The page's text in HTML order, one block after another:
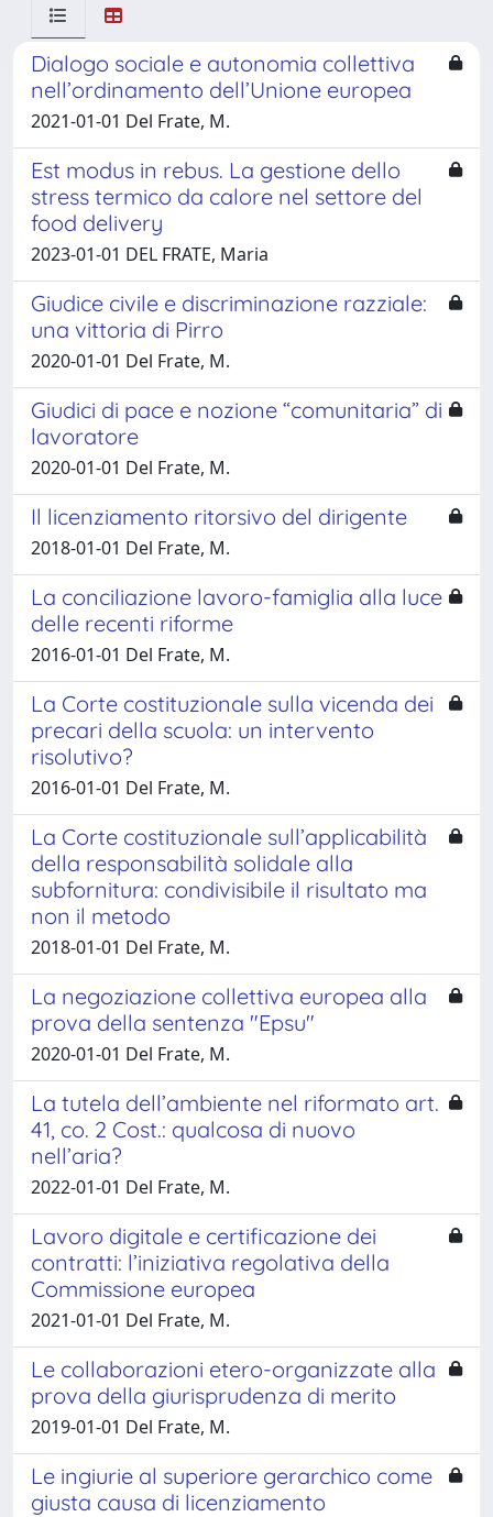
Dialogo sociale e autonomia collettiva
nell’ordinamento dell’Unione europea
2021-01-01 Del Frate, M.
Est modus in rebus. La gestione dello
stress termico da calore nel settore del
food delivery
2023-01-01 DEL FRATE, Maria
Giudice civile e discriminazione razziale:
una vittoria di Pirro
2020-01-01 Del Frate, M.
Giudici di pace e nozione “comunitaria” di
lavoratore
2020-01-01 Del Frate, M.
Il licenziamento ritorsivo del dirigente
2018-01-01 Del Frate, M.
La conciliazione lavoro-famiglia alla luce
delle recenti riforme
2016-01-01 Del Frate, M.
La Corte costituzionale sulla vicenda dei
precari della scuola: un intervento
risolutivo?
2016-01-01 Del Frate, M.
La Corte costituzionale sull’applicabilità
della responsabilità solidale alla
subfornitura: condivisibile il risultato ma
non il metodo
2018-01-01 Del Frate, M.
La negoziazione collettiva europea alla
prova della sentenza "Epsu"
2020-01-01 Del Frate, M.
La tutela dell’ambiente nel riformato art.
41, co. 2 Cost.: qualcosa di nuovo
nell’aria?
2022-01-01 Del Frate, M.
Lavoro digitale e certificazione dei
contratti: l’iniziativa regolativa della
Commissione europea
2021-01-01 Del Frate, M.
Le collaborazioni etero-organizzate alla
prova della giurisprudenza di merito
2019-01-01 Del Frate, M.
Le ingiurie al superiore gerarchico come
giusta causa di licenziamento